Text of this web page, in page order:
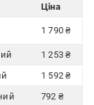
Ціна
1 790 ₴
1 253 ₴
1 592 ₴
792 ₴